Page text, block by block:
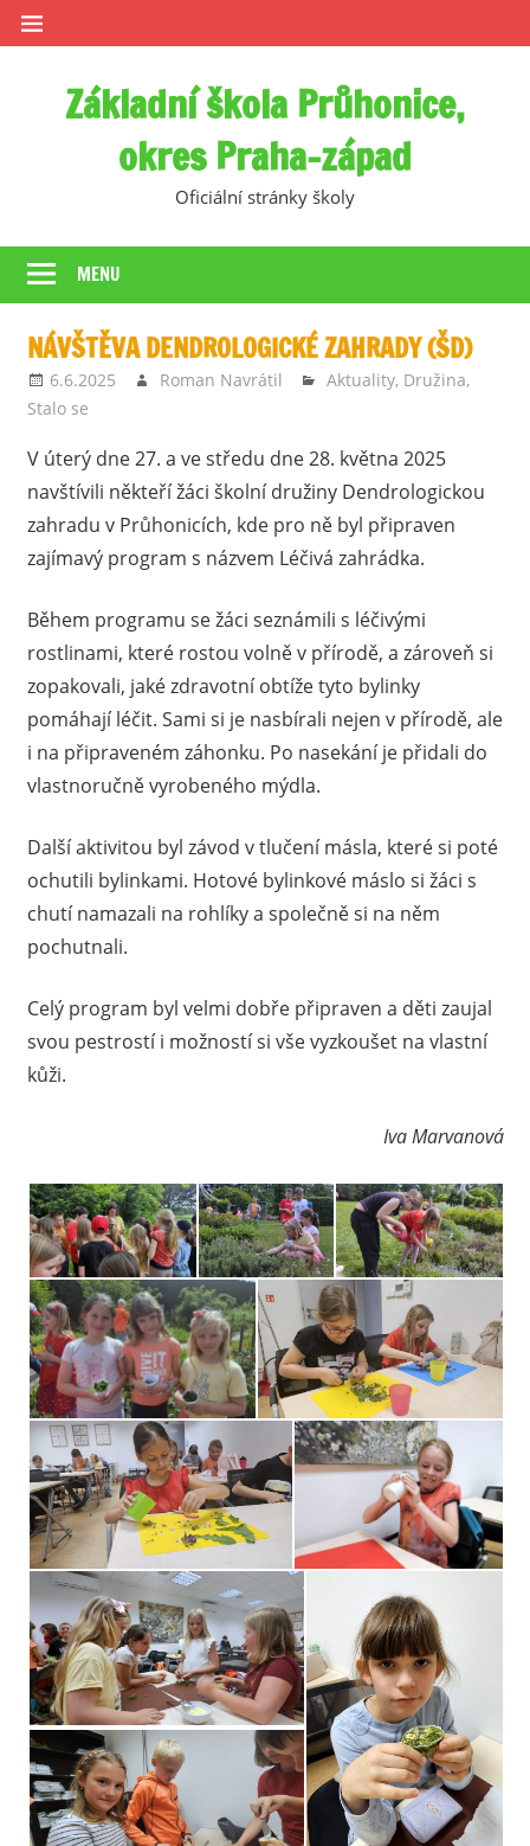
Skip
to
Základní škola Průhonice,
okres Praha-západ
Oficiální stránky školy
MENU
NÁVŠTĚVA DENDROLOGICKÉ ZAHRADY (ŠD)
6.6.2025 Roman Navrátil Aktuality, Družina,
Stalo se
V úterý dne 27. a ve středu dne 28. května 2025
navštívili někteří žáci školní družiny Dendrologickou
zahradu v Průhonicích, kde pro ně byl připraven
zajímavý program s názvem Léčivá zahrádka.
Během programu se žáci seznámili s léčivými
rostlinami, které rostou volně v přírodě, a zároveň si
zopakovali, jaké zdravotní obtíže tyto bylinky
pomáhají léčit. Sami si je nasbírali nejen v přírodě, ale
i na připraveném záhonku. Po nasekání je přidali do
vlastnoručně vyrobeného mýdla.
Další aktivitou byl závod v tlučení másla, které si poté
ochutili bylinkami. Hotové bylinkové máslo si žáci s
chutí namazali na rohlíky a společně si na něm
pochutnali.
Celý program byl velmi dobře připraven a děti zaujal
svou pestrostí i možností si vše vyzkoušet na vlastní
kůži.
Iva Marvanová